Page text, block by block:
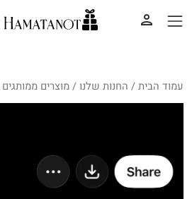
עמוד הבית/ החנות שלנו /מוצרים ממותגים